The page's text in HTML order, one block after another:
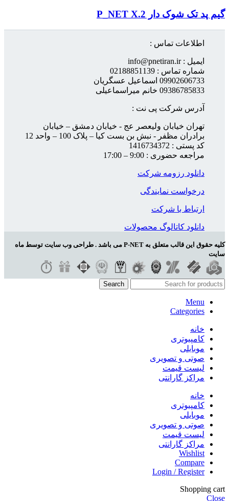
گیم پد تک شوک دار P_NET X.2
اطلاعات تماس :
ایمیل : info@pnetiran.ir
شماره تماس : 02188851139
09902606733 اسماعیل عسگریان
09386785833 خانم میراسماعیلی
آدرس شرکت پی نت :
تهران خیابان ولیعصر عج - خیابان دمشق – خیابان
برادران مظفر - نبش بن بست کیا – پلاک 100 – واحد 12
کد پستی : 1416734372
مراجعه حضوری : 9:00 – 17:00
دانلود رزومه شرکت
درخواست نمایندگی
ارتباط با شرکت
دانلود کاتالوگ محصولات
کلیه حقوق این قالب متعلق به P-NET می باشد . طراحی وب سایت توسط ماه
سایت
Search
Menu
Categories
خانه
کامپیوتری
موبایلی
صوتی و تصویری
لیست قیمت
مراکز گارانتی
خانه
کامپیوتری
موبایلی
صوتی و تصویری
لیست قیمت
مراکز گارانتی
Wishlist
Compare
Login / Register
Shopping cart
Close